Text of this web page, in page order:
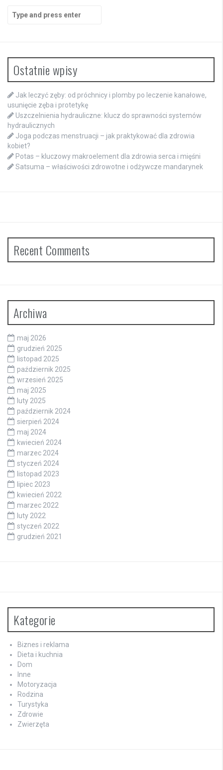
Search
for:
Ostatnie wpisy
Jak leczyć zęby: od próchnicy i plomby po leczenie kanałowe,
usunięcie zęba i protetykę
Uszczelnienia hydrauliczne: klucz do sprawności systemów
hydraulicznych
Joga podczas menstruacji – jak praktykować dla zdrowia
kobiet?
Potas – kluczowy makroelement dla zdrowia serca i mięśni
Satsuma – właściwości zdrowotne i odżywcze mandarynek
Recent Comments
Archiwa
maj 2026
grudzień 2025
listopad 2025
październik 2025
wrzesień 2025
maj 2025
luty 2025
październik 2024
sierpień 2024
maj 2024
kwiecień 2024
marzec 2024
styczeń 2024
listopad 2023
lipiec 2023
kwiecień 2022
marzec 2022
luty 2022
styczeń 2022
grudzień 2021
Kategorie
Biznes i reklama
Dieta i kuchnia
Dom
Inne
Motoryzacja
Rodzina
Turystyka
Zdrowie
Zwierzęta